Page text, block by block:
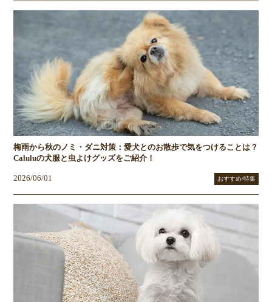
梅雨から秋のノミ・ダニ対策：愛犬とのお散歩で気をつけることは？
Caluluの犬服と虫よけグッズをご紹介！
2026/06/01 おすすめ/特集